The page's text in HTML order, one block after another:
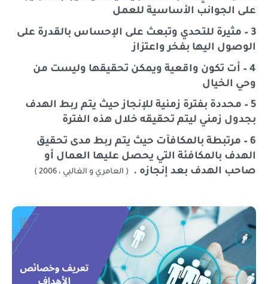
على الجوانب الأساسية للعمل
3 – مثيرة للتحدي وتبعث على الإحساس بالقدرة على
الوصول اليها بفخر واعتزاز
4 – أت تكون واقعية ويمكن تحقيقها وليست من
وحي الخيال
5 – محددة بفترة زمنية للإنجاز حيث يتم ربط الهدف
بجدول زمني ليتم تحقيقه خلال هذه الفترة
6 – مرتبطة بالمكافآت حيث يتم ربط مدى تحقيق
الهدف بالمكافئة التي يحصل عليها العمال أو
صاحب الهدف بعد إنجازه .
( العامري و الغالبي ، 2006 )